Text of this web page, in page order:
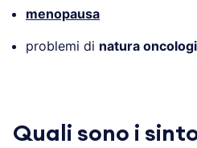
menopausa
problemi di natura
Quali sono i